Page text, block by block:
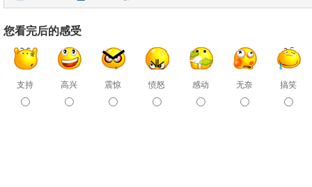
您看完后的感受
支持 高兴 震惊 愤怒 感动 无奈 搞笑